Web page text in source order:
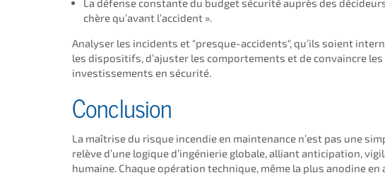
chère qu’avant l’accident ».
Analyser les incidents et "presque-accidents", qu’ils soient
les dispositifs, d’ajuster les comportements et de convaincre
investissements en sécurité.
Conclusion
La maîtrise du risque incendie en maintenance n’est pas une
relève d’une logique d’ingénierie globale, alliant anticipation,
humaine. Chaque opération technique, même la plus anodine